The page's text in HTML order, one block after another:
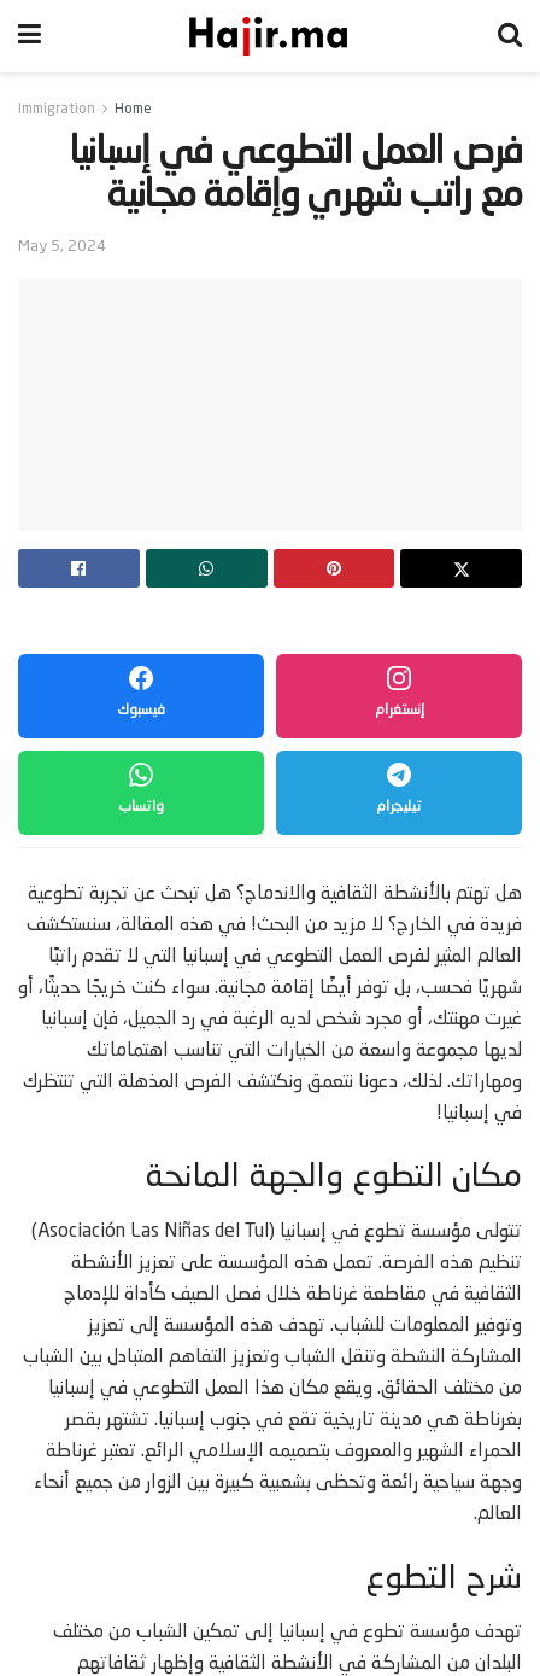
Home
Immigration
‫فرص العمل التطوعي في إسبانيا
مع راتب شهري وإقامة مجانية‬
May 5, 2024
فيسبوك إنستغرام
واتساب تيليجرام
هل تهتم بالأنشطة الثقافية والاندماج؟ هل تبحث عن تجربة تطوعية
فريدة في الخارج؟ لا مزيد من البحث! في هذه المقالة، سنستكشف
العالم المثير لفرص العمل التطوعي في إسبانيا التي لا تقدم راتبًا
شهريًا فحسب، بل توفر أيضًا إقامة مجانية. سواء كنت خريجًا حديثًا، أو
غيرت مهنتك، أو مجرد شخص لديه الرغبة في رد الجميل، فإن إسبانيا
لديها مجموعة واسعة من الخيارات التي تناسب اهتماماتك
ومهاراتك. لذلك، دعونا نتعمق ونكتشف الفرص المذهلة التي تنتظرك
في إسبانيا!
مكان التطوع والجهة المانحة
تتولى مؤسسة تطوع في إسبانيا (Asociación Las Niñas del Tul)
تنظيم هذه الفرصة. تعمل هذه المؤسسة على تعزيز الأنشطة
الثقافية في مقاطعة غرناطة خلال فصل الصيف كأداة للإدماج
وتوفير المعلومات للشباب. تهدف هذه المؤسسة إلى تعزيز
المشاركة النشطة وتنقل الشباب وتعزيز التفاهم المتبادل بين الشباب
من مختلف الحقائق. ويقع مكان هذا العمل التطوعي في إسبانيا
بغرناطة هي مدينة تاريخية تقع في جنوب إسبانيا. تشتهر بقصر
الحمراء الشهير والمعروف بتصميمه الإسلامي الرائع. تعتبر غرناطة
وجهة سياحية رائعة وتحظى بشعبية كبيرة بين الزوار من جميع أنحاء
العالم.
شرح التطوع
تهدف مؤسسة تطوع في إسبانيا إلى تمكين الشباب من مختلف
البلدان من المشاركة في الأنشطة الثقافية وإظهار ثقافاتهم